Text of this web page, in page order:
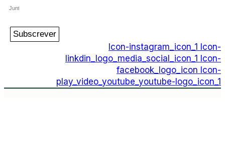
Subscrever
Icon-instagram_icon_1
Icon-
linkdin_logo_media_social_icon_1
Icon-
facebook_logo_icon Icon-
play_video_youtube_youtube-logo_icon_1